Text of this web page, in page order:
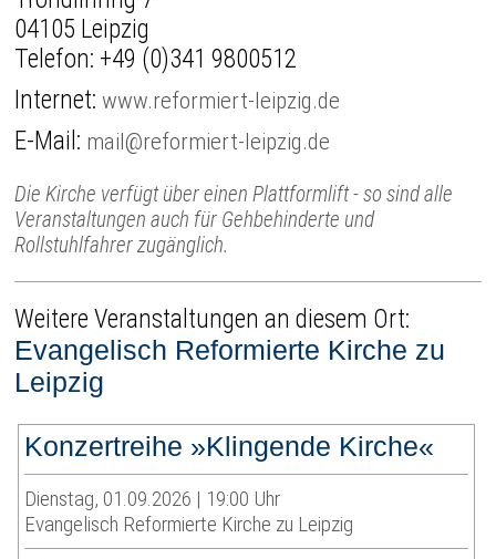
04105 Leipzig
Telefon: +49 (0)341 9800512
Internet:www.reformiert-leipzig.de
E-Mail: mail@reformiert-leipzig.de
Die Kirche verfügt über einen Plattformlift - so sind alle
Veranstaltungen auch für Gehbehinderte und
Rollstuhlfahrer zugänglich.
Weitere Veranstaltungen an diesem Ort:
Evangelisch Reformierte Kirche zu
Leipzig
Konzertreihe »Klingende Kirche«
Dienstag, 01.09.2026 | 19:00 Uhr
Evangelisch Reformierte Kirche zu Leipzig